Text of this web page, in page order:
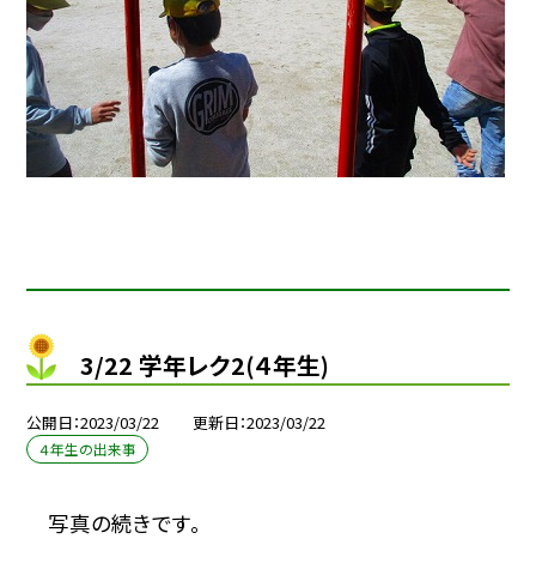
3/22 学年レク2(４年生)
公開日 2023/03/22 更新日 2023/03/22
４年生の出来事
写真の続きです。